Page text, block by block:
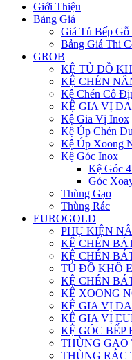
Giới Thiệu
Bảng Giá
Giá Tủ Bếp
Bảng Giá Thi
GROB
KỆ TỦ ĐỒ
KỆ CHÉN
Kệ Chén Cố
KỆ GIA VỊ
Kệ Gia Vị Inox
Kệ Úp Chén
Kệ Úp Xoong
Kệ Góc Inox
Kệ Góc
Góc
Thùng Gạo
Thùng Rác
EUROGOLD
PHỤ KIỆN
KỆ CHÉN
KỆ CHÉN
TỦ ĐỒ KHÔ
KỆ CHÉN
KỆ XOONG
KỆ GIA VỊ
KỆ GIA VỊ
KỆ GÓC BẾP
THÙNG GẠO
THÙNG RÁC